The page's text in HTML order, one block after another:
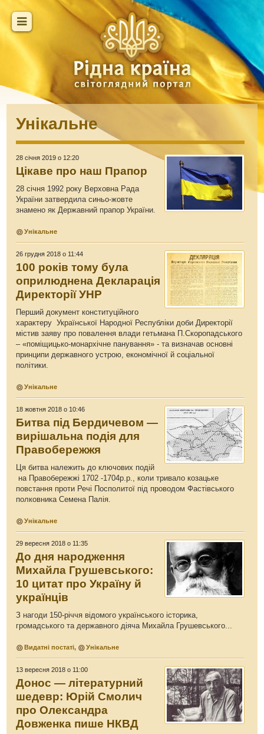
Унікальне
28 січня 2019 о 12:20
Цікаве про наш Прапор
28 cічня 1992 року Верховна Рада
України затвердила синьо-жовте
знамено як Державний прапор України.
Унікальне
26 грудня 2018 о 11:44
100 років тому була
оприлюднена Декларація
Директорії УНР
Перший документ конституційного
характеру Української Народної Республіки доби Директорії
містив заяву про повалення влади гетьмана П.Скоропадського
– «поміщицько-монархічне панування» - та визначав основні
принципи державного устрою, економічної й соціальної
політики.
Унікальне
18 жовтня 2018 о 10:46
Битва під Бердичевом —
вирішальна подія для
Правобережжя
Ця битва належить до ключових подій
на Правобережжі 1702 -1704р.р., коли тривало козацьке
повстання проти Речі Посполитої під проводом Фастівського
полковника Семена Палія.
Унікальне
29 вересня 2018 о 11:35
До дня народження
Михайла Грушевського:
10 цитат про Україну й
українців
З нагоди 150-річчя відомого українського історика,
громадського та державного діяча Михайла Грушевського...
Видатні постаті, Унікальне
13 вересня 2018 о 11:00
Донос — літературний
шедевр: Юрій Смолич
про Олександра
Довженка пише НКВД